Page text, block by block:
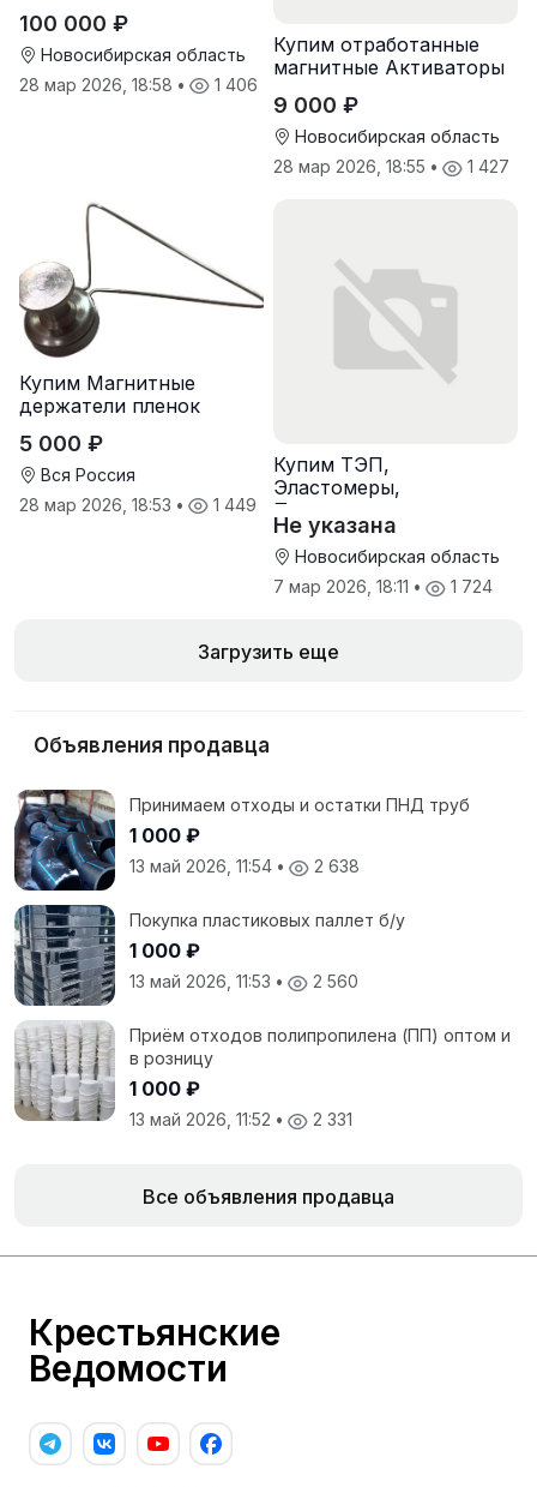
100 000 ₽
Новосибирская область
28 мар 2026, 18:58 • 1 406
Купим отработанные
магнитные Активаторы
9 000 ₽
Новосибирская область
28 мар 2026, 18:55 • 1 427
Купим Магнитные
держатели пленок
5 000 ₽
Вся Россия
28 мар 2026, 18:53 • 1 449
Купим ТЭП,
Эластомеры,
Полиуретаны
Не указана
Новосибирская область
7 мар 2026, 18:11 • 1 724
Загрузить еще
Объявления продавца
Принимаем отходы и остатки ПНД труб
1 000 ₽
13 май 2026, 11:54 • 2 638
Покупка пластиковых паллет б/у
1 000 ₽
13 май 2026, 11:53 • 2 560
Приём отходов полипропилена (ПП) оптом и
в розницу
1 000 ₽
13 май 2026, 11:52 • 2 331
Все объявления продавца
Крестьянские
Ведомости